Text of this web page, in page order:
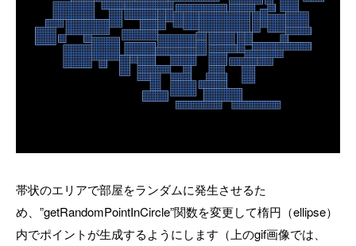
帯状のエリアで部屋をランダムに発生させるた
め、”getRandomPointInCircle”関数を変更して楕円（ellipse）
内でポイントが生成するようにします（上のgif画像では、